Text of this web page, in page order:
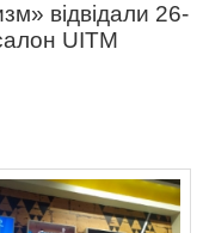
відвідали 26-
UITМ